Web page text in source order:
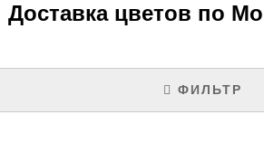
Доставка цветов по
ФИЛЬТР